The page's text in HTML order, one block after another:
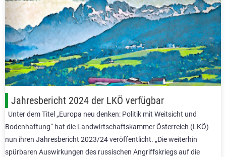
Jahresbericht 2024 der LKÖ verfügbar
Unter dem Titel „Europa neu denken: Politik mit Weitsicht und
Bodenhaftung“ hat die Landwirtschaftskammer Österreich (LKÖ)
nun ihren Jahresbericht 2023/24 veröffentlicht. „Die weiterhin
spürbaren Auswirkungen des russischen Angriffskriegs auf die